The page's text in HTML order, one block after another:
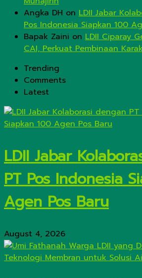
Angka DH on LDII Jabar
Pos Indonesia Siapkan 100
Bapak Zaini on LDII Ciparay
CAI, Perkuat Pembinaan
Trending
Comments
Latest
LDII Jabar
PT Pos Indonesia
Agen Pos Baru
August 4, 2026